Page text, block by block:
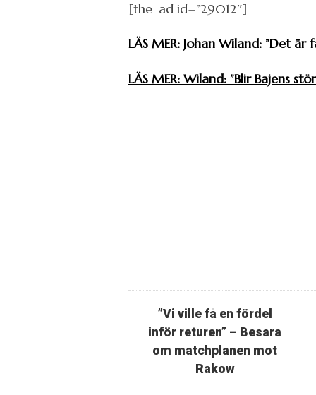
[the_ad id=”29012″]
LÄS MER: Johan Wiland: ”Det
LÄS MER: Wiland: ”Blir Bajens
”Vi ville få en fördel
inför returen” – Besara
om matchplanen mot
Rakow